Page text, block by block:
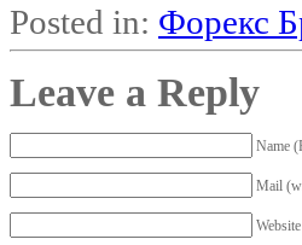
Posted in: Форекс
Leave a Reply
Name
Mail
Website